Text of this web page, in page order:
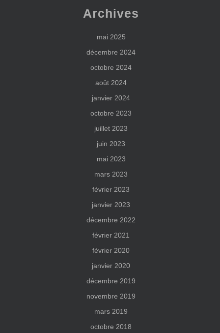
Archives
mai 2025
décembre 2024
octobre 2024
août 2024
janvier 2024
octobre 2023
juillet 2023
juin 2023
mai 2023
mars 2023
février 2023
janvier 2023
décembre 2022
février 2021
février 2020
janvier 2020
décembre 2019
novembre 2019
mars 2019
octobre 2018